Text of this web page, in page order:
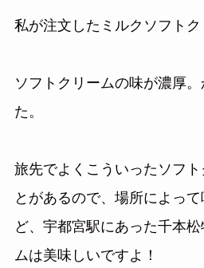
私が注文したミルクソフトク
ソフトクリームの味が濃厚
た。
旅先でよくこういったソフ
とがあるので、場所によっ
ど、宇都宮駅にあった千本
ムは美味しいですよ！